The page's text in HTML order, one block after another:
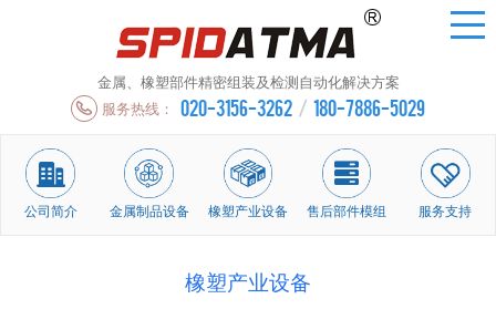
金属、橡塑部件精密组装及检测自动化解决方案
服务热线：
020-3156-3262 / 180-7886-5029
公司简介 金属制品设备 橡塑产业设备 售后部件模组 服务支持
橡塑产业设备